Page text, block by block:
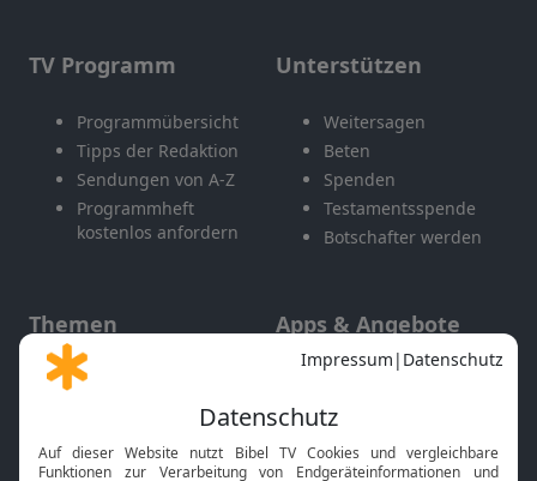
TV Programm
Programmübersicht
Tipps der Redaktion
Sendungen von A-Z
Programmheft
kostenlos anfordern
Unterstützen
Weitersagen
Beten
Spenden
Testamentsspende
Botschafter werden
Themen
Gott und Bibel erklärt
Neuigkeiten
Apps & Angebote
Mobile App
Smart TV